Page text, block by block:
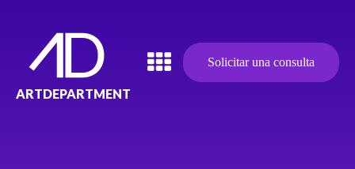
ARTDEPARTMENT
Solicitar una consulta